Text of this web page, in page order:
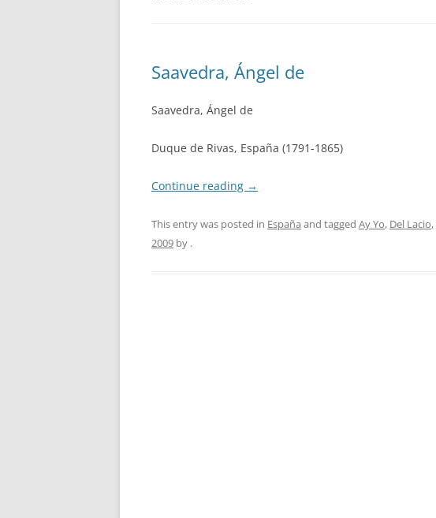
Saavedra, Ángel de
Saavedra, Ángel de
Duque de Rivas, España (1791-1865)
Continue reading →
This entry was posted in España and tagged Ay Yo, Del Lacio,
2009 by .